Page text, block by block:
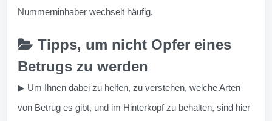
Nummerninhaber wechselt häufig.
Tipps, um nicht Opfer eines
Betrugs zu werden
▶ Um Ihnen dabei zu helfen, zu verstehen, welche Arten
von Betrug es gibt, und im Hinterkopf zu behalten, sind hier